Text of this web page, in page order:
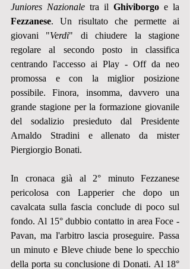
Juniores Nazionale tra il Ghiviborgo
Fezzanese. Un risultato che permette ai
giovani "Verdi" di chiudere la stagione
regolare al secondo posto in classifica
centrando l'accesso ai Play - Off da neo
promossa e con la miglior posizione
possibile. Finora, insomma, davvero una
grande stagione per la formazione giovanile
del sodalizio presieduto dal Presidente
Arnaldo Stradini e allenato da mister
Piergiorgio Bonati.
In cronaca già al 2° minuto Fezzanese
pericolosa con Lapperier che dopo un
cavalcata sulla fascia conclude di poco sul
fondo. Al 15° dubbio contatto in area Foce -
Pavan, ma l'arbitro lascia proseguire. Passa
un minuto e Bleve chiude bene lo specchio
della porta su conclusione di Donati. Al 18°